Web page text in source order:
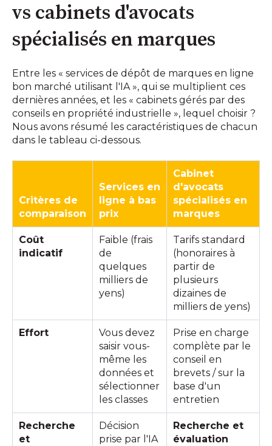
vs cabinets d'avocats
spécialisés en marques
Entre les « services de dépôt de marques en ligne
bon marché utilisant l'IA », qui se multiplient ces
dernières années, et les « cabinets gérés par des
conseils en propriété industrielle », lequel choisir ?
Nous avons résumé les caractéristiques de chacun
dans le tableau ci-dessous.
Critères de
comparaison
Services en
ligne à bas
prix
Cabinet
d'avocats
spécialisés en
marques
Coût
indicatif
Faible (frais
de
quelques
milliers de
yens)
Tarifs standard
(honoraires à
partir de
plusieurs
dizaines de
milliers de yens)
Effort
Vous devez
saisir vous-
même les
données et
sélectionner
les classes
Prise en charge
complète par le
conseil en
brevets / sur la
base d'un
entretien
Recherche
et
Décision
prise par l'IA
Recherche et
évaluation